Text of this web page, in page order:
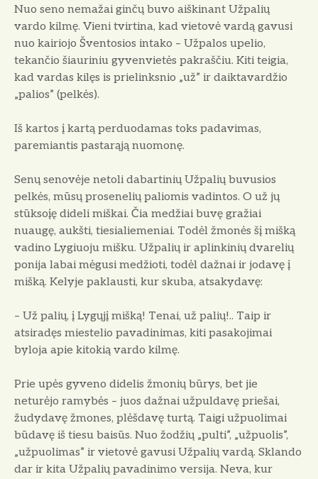
Nuo seno nemažai ginčų buvo aiškinant Užpalių
vardo kilmę. Vieni tvirtina, kad vietovė vardą gavusi
nuo kairiojo Šventosios intako – Užpalos upelio,
tekančio šiauriniu gyvenvietės pakraščiu. Kiti teigia,
kad vardas kilęs is prielinksnio „už” ir daiktavardžio
„palios” (pelkės).
Iš kartos į kartą perduodamas toks padavimas,
paremiantis pastarąją nuomonę.
Senų senovėje netoli dabartinių Užpalių buvusios
pelkės, mūsų prosenelių paliomis vadintos. O už jų
stūksoįę dideli miškai. Čia medžiai buvę gražiai
nuaugę, aukšti, tiesialiemeniai. Todėl žmonės šį mišką
vadino Lygiuoju mišku. Užpalių ir aplinkinių dvarelių
ponija labai mėgusi medžioti, todėl dažnai ir jodavę į
mišką. Kelyje paklausti, kur skuba, atsakydavę:
– Už palių, į Lygųjį mišką! Tenai, už palių!.. Taip ir
atsiradęs miestelio pavadinimas, kiti pasakojimai
byloja apie kitokią vardo kilmę.
Prie upės gyveno didelis žmonių būrys, bet jie
neturėjo ramybės – juos dažnai užpuldavę priešai,
žudydavę žmones, plėšdavę turtą. Taigi užpuolimai
būdavę iš tiesu baisūs. Nuo žodžių „pulti”, „užpuolis”,
„užpuolimas” ir vietovė gavusi Užpalių vardą. Sklando
dar ir kita Užpalių pavadinimo versija. Neva, kur